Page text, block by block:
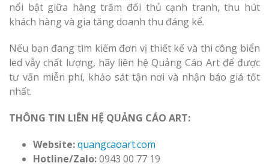
nổi bật giữa hàng trăm đối thủ cạnh tranh, thu hút
khách hàng và gia tăng doanh thu đáng kể.
Nếu bạn đang tìm kiếm đơn vị thiết kế và thi công biển
led vẫy chất lượng, hãy liên hệ Quảng Cáo Art để được
tư vấn miễn phí, khảo sát tận nơi và nhận báo giá tốt
nhất.
THÔNG TIN LIÊN HỆ QUẢNG CÁO ART:
Website:quangcaoart.com
Hotline/Zalo:0943 00 77 19